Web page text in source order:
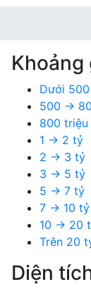
Khoảng
Dưới
500 →
800
1 → 2 tỷ
2 → 3 tỷ
3 → 5 tỷ
5 → 7 tỷ
7 → 10 tỷ
10 → 20
Trên 20
Diện